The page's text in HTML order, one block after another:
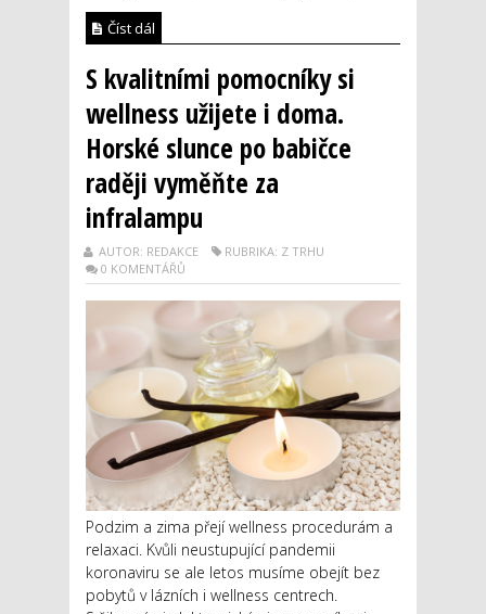
Číst dál
S kvalitními pomocníky si
wellness užijete i doma.
Horské slunce po babičce
raději vyměňte za
infralampu
AUTOR: REDAKCE
RUBRIKA: Z TRHU
0 KOMENTÁŘŮ
Podzim a zima přejí wellness procedurám a
relaxaci. Kvůli neustupující pandemii
koronaviru se ale letos musíme obejít bez
pobytů v lázních i wellness centrech.